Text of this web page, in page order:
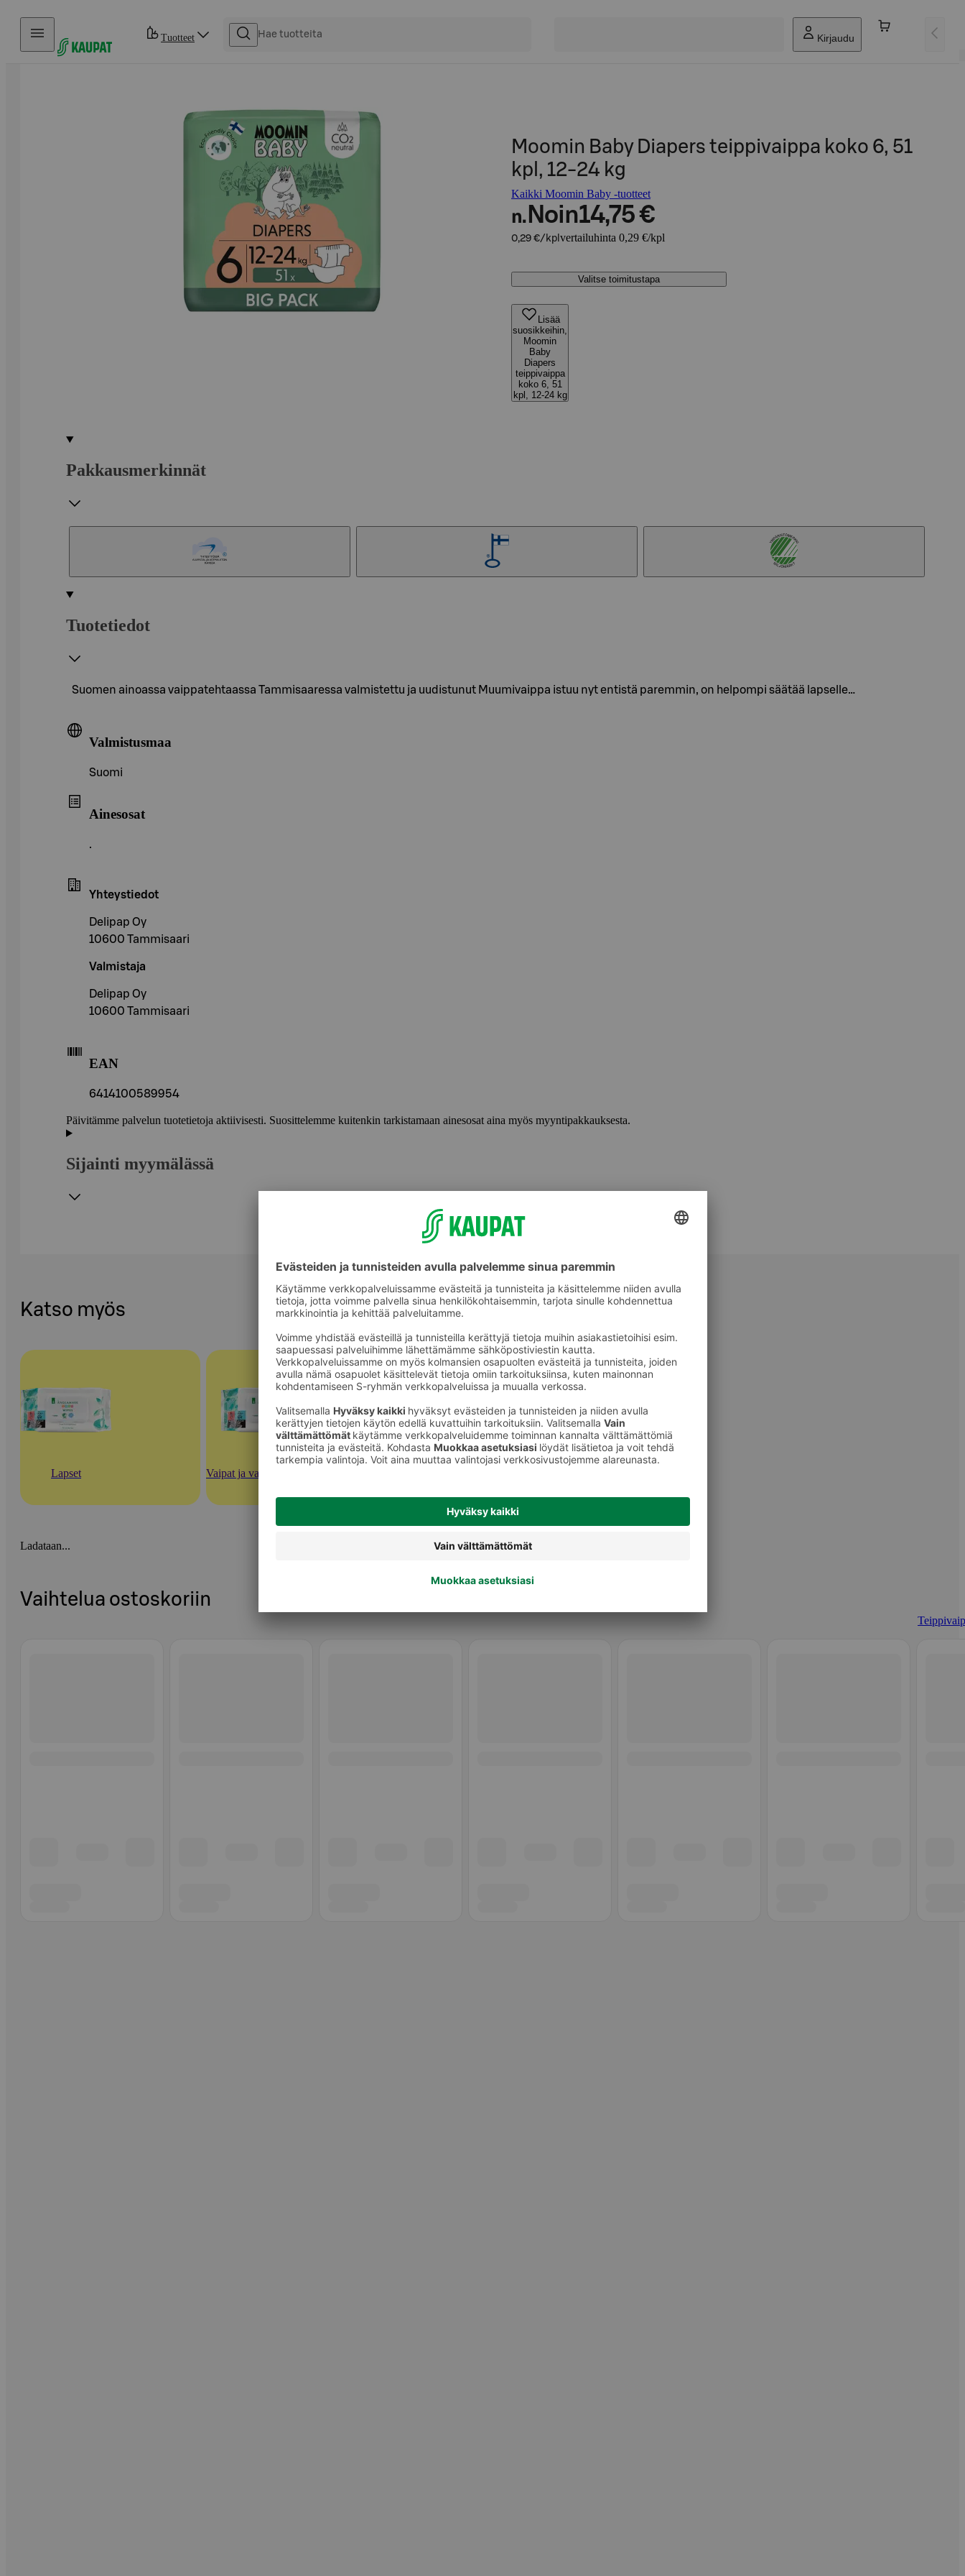
Hyppää sisältöön
Tuotteet Kirjaudu
Moomin Baby Diapers teippivaippa koko 6, 51
kpl, 12-24 kg
Kaikki Moomin Baby -tuotteet
n. Noin14,75 €
0,29 €/kpl vertailuhinta 0,29 €/kpl
Valitse toimitustapa
Lisää
suosikkeihin,
Moomin
Baby
Diapers
teippivaippa
koko 6, 51
kpl, 12-24 kg
Pakkausmerkinnät
Tuotetiedot
Suomen ainoassa vaippatehtaassa Tammisaaressa valmistettu ja uudistunut Muumivaippa istuu nyt entistä paremmin, on helpompi säätää lapselle…
Valmistusmaa
Suomi
Ainesosat
.
Yhteystiedot
Delipap Oy
10600 Tammisaari
Valmistaja
Delipap Oy
10600 Tammisaari
EAN
6414100589954
Päivitämme palvelun tuotetietoja aktiivisesti. Suosittelemme kuitenkin tarkistamaan ainesosat aina myös myyntipakkauksesta.
Sijainti myymälässä
Katso myös
Lapset Vaipat ja vauvan ihonhoito
Ladataan...
Vaihtelua ostoskoriin